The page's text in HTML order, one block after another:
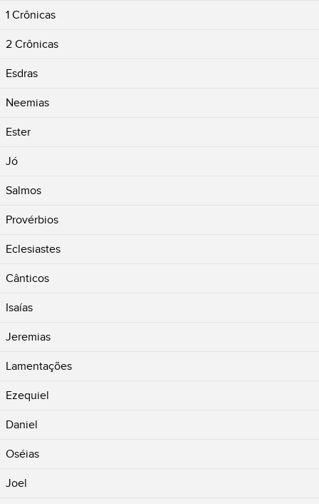
1 Crônicas
2 Crônicas
Esdras
Neemias
Ester
Jó
Salmos
Provérbios
Eclesiastes
Cânticos
Isaías
Jeremias
Lamentações
Ezequiel
Daniel
Oséias
Joel